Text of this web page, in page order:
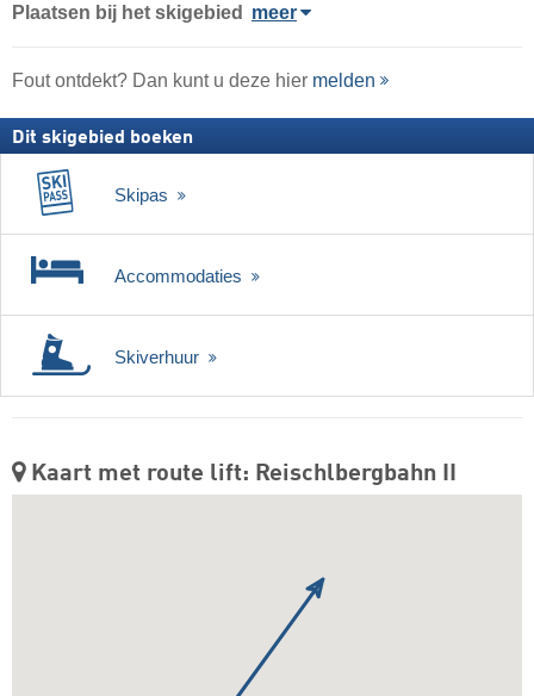
Plaatsen bij het skigebied meer
Fout ontdekt? Dan kunt u deze hier melden
Dit skigebied boeken
Skipas
Accommodaties
Skiverhuur
Kaart met route lift: Reischlbergbahn II